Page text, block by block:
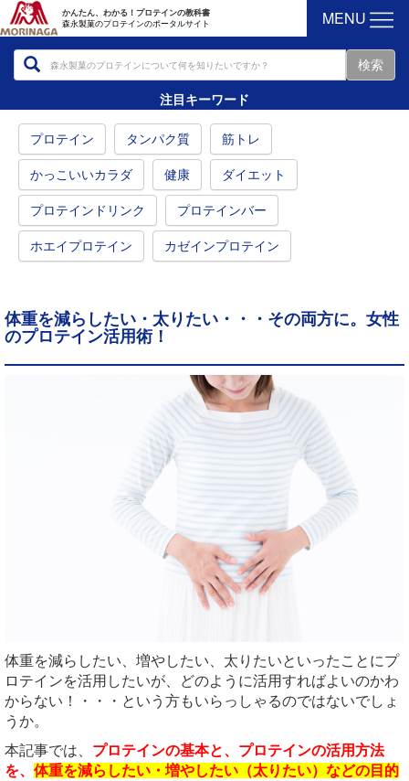
かんたん、わかる！プロテインの教科書
森永製菓のプロテインのポータルサイト
MENU
注目キーワード
プロテイン タンパク質 筋トレ
かっこいいカラダ 健康 ダイエット
プロテインドリンク プロテインバー
ホエイプロテイン カゼインプロテイン
体重を減らしたい・太りたい・・・その両方に。女性
のプロテイン活用術！
体重を減らしたい、増やしたい、太りたいといったことにプ
ロテインを活用したいが、どのように活用すればよいのかわ
からない！・・・という方もいらっしゃるのではないでしょ
うか。
本記事では、 プロテインの基本と、プロテインの活用方法
を、 体重を減らしたい・増やしたい（太りたい）などの目的